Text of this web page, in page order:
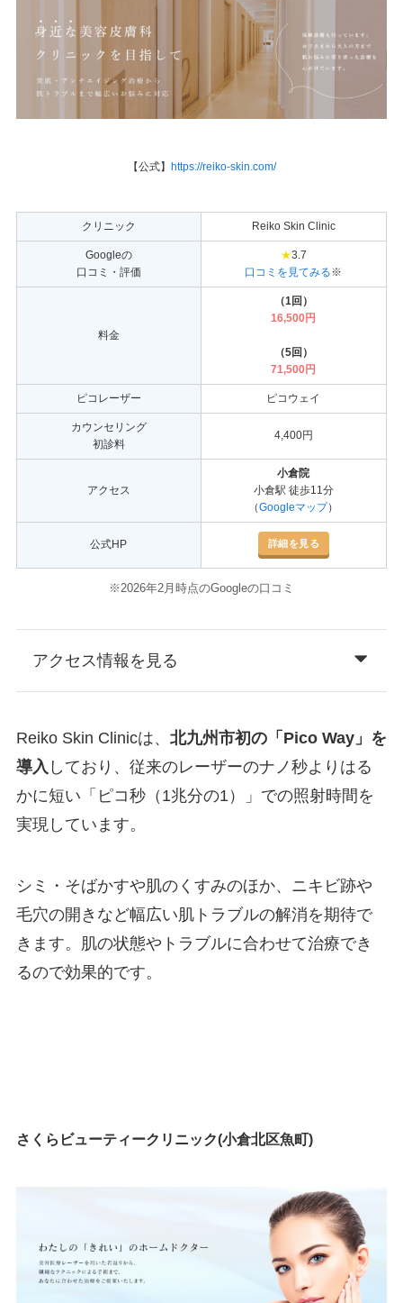
【公式】 https://reiko-skin.com/
クリニック Reiko Skin Clinic
Googleの
口コミ・評価
★3.7
口コミを見てみる※
料金
（1回）
16,500円
（5回）
71,500円
ピコレーザー ピコウェイ
カウンセリング
初診料
4,400円
アクセス
小倉院
小倉駅 徒歩11分
（Googleマップ）
公式HP 詳細を見る
※2026年2月時点のGoogleの口コミ
アクセス情報を見る
Reiko Skin Clinicは、 北九州市初の「Pico Way」を
導入 しており、従来のレーザーのナノ秒よりはる
かに短い「ピコ秒（1兆分の1）」での照射時間を
実現しています。
シミ・そばかすや肌のくすみのほか、ニキビ跡や
毛穴の開きなど幅広い肌トラブルの解消を期待で
きます。肌の状態やトラブルに合わせて治療でき
るので効果的です。
さくらビューティークリニック(小倉北区魚町)